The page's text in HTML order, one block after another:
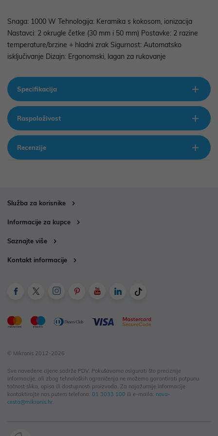
Snaga: 1000 W Tehnologija: Keramika s kokosom, ionizacija
Nastavci: 2 okrugle četke (30 mm i 50 mm) Postavke: 2 razine
temperature/brzine + hladni zrak Sigurnost: Automatsko
isključivanje Dizajn: Ergonomski, lagan za rukovanje
Specifikacija
Raspoloživost
Recenzije
Služba za korisnike
Informacije za kupce
Saznajte više
Kontakt informacije
© Mikronis 2012-2026
Sve navedene cijene sadrže PDV. Pokušavamo osigurati što preciznije
informacije, ali zbog tehnoloških ograničenja ne možemo garantirati potpunu
točnost slika, opisa ili dostupnosti proizvoda. Za najažurnije informacije
kontaktirajte nas putem telefona: 01 3033 100 ili e-maila: nova-
cesta@mikronis.hr.